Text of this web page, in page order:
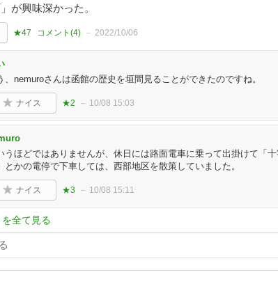
が興味深かった。
★47 コメント(4) 2022/10/06
、nemuroさんは函館の歴史を垣間見ることができたのですね。
ナイス ★2 10/08 15:03
うほどではありませんが、休日には路面電車に乗って出掛けて「
とかの電停で下車しては、西部地区を散策していました。
ナイス ★3 10/08 15:11
全て見る